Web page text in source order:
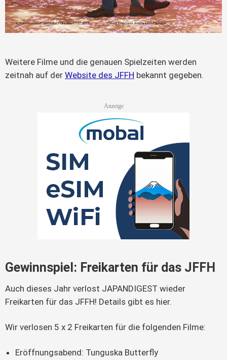
Weitere Filme und die genauen Spielzeiten werden
zeitnah auf der Website des JFFH bekannt gegeben.
Gewinnspiel: Freikarten für das JFFH
Auch dieses Jahr verlost JAPANDIGEST wieder
Freikarten für das JFFH! Details gibt es hier.
Wir verlosen 5 x 2 Freikarten für die folgenden Filme:
Eröffnungsabend: Tunguska Butterfly